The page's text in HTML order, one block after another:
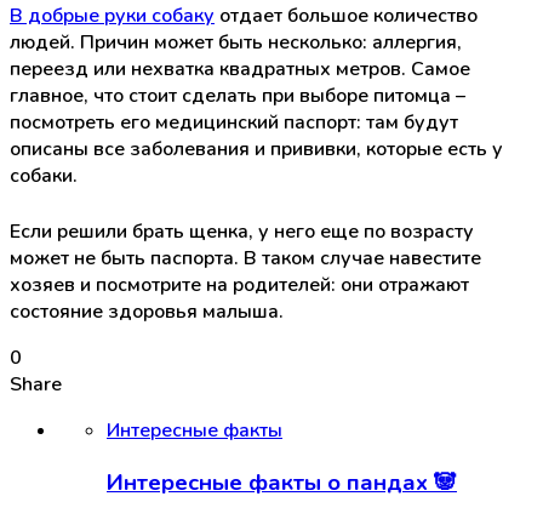
В добрые руки собаку отдает большое количество
людей. Причин может быть несколько: аллергия,
переезд или нехватка квадратных метров. Самое
главное, что стоит сделать при выборе питомца –
посмотреть его медицинский паспорт: там будут
описаны все заболевания и прививки, которые есть у
собаки.
Если решили брать щенка, у него еще по возрасту
может не быть паспорта. В таком случае навестите
хозяев и посмотрите на родителей: они отражают
состояние здоровья малыша.
0
Share
Интересные факты
Интересные факты о пандах 🐼